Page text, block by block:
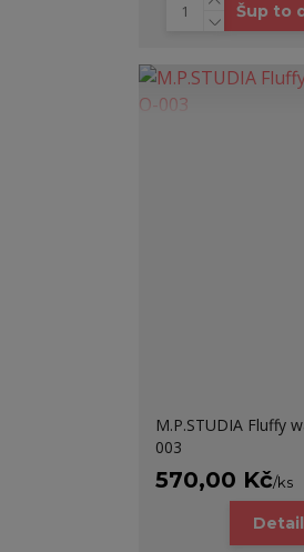
Šup to
M.P.STUDIA Fluffy
003
570,00 Kč/ks
Detail